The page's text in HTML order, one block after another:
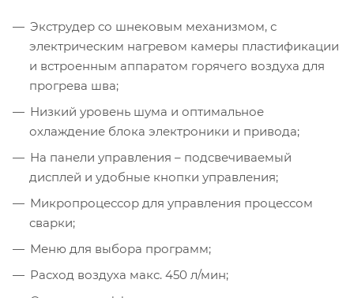
Экструдер со шнековым механизмом, с
электрическим нагревом камеры пластификации
и встроенным аппаратом горячего воздуха для
прогрева шва;
Низкий уровень шума и оптимальное
охлаждение блока электроники и привода;
На панели управления – подсвечиваемый
дисплей и удобные кнопки управления;
Микропроцессор для управления процессом
сварки;
Меню для выбора программ;
Расход воздуха макс. 450 л/мин;